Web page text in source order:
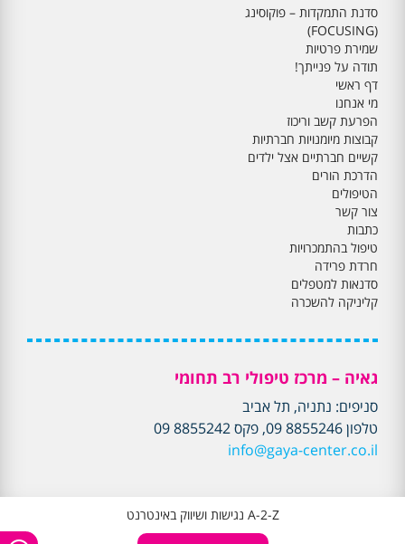
סדנת התמקדות – פוקוסינג
(FOCUSING)
שמירת פרטיות
תודה על פנייתך!
דף ראשי
מי אנחנו
הפרעת קשב וריכוז
קבוצות מיומנויות חברתיות
קשיים חברתיים אצל ילדים
הדרכת הורים
הטיפולים
צור קשר
כתבות
טיפול בהתמכרויות
חרדת פרידה
סדנאות למטפלים
קליניקה להשכרה
גאיה – מרכז טיפולי רב תחומי
סניפים: נתניה, תל אביב
טלפון 8855246 09, פקס 8855242 09
info@gaya-center.co.il
A-2-Z נגישות ושיווק באינטרנט